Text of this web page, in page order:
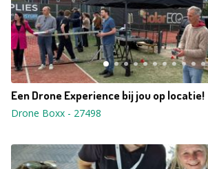
Een Drone Experience bij jou op locatie!
Drone Boxx - 27498